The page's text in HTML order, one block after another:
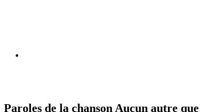
Paroles de la chanson Aucun autre que